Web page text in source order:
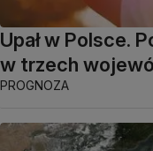
Upał w Polsce.
w trzech
PROGNOZA